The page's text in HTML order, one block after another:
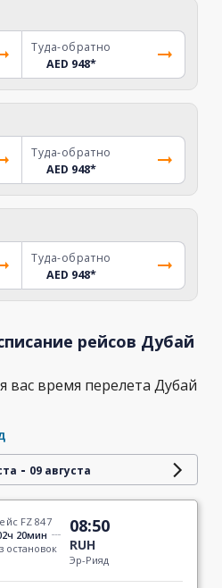
Туда-обратно
AED 948*
Туда-обратно
AED 948*
Туда-обратно
AED 948*
рейсов Дубай
вас время перелета Дубай
- 09 августа
FZ 847
20мин
остановок
08:50
RUH
Эр-Рияд